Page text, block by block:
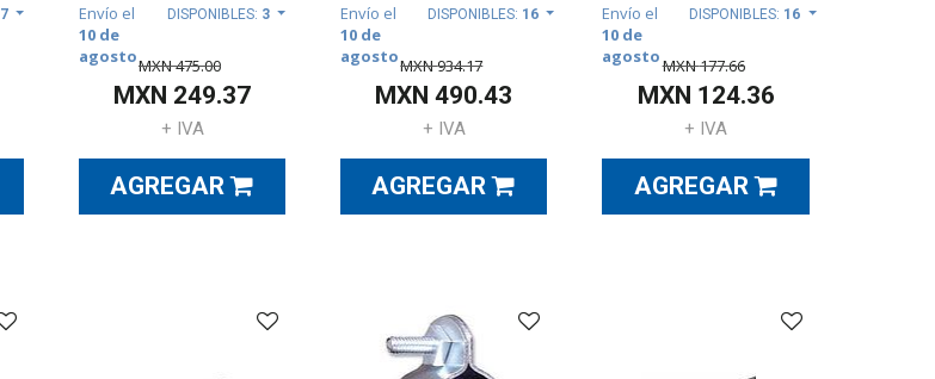
7
Envío el
10 de
agosto
DISPONIBLES: 3
MXN475.00
MXN 249.37
+ IVA
AGREGAR
Envío el
10 de
agosto
DISPONIBLES: 16
MXN934.17
MXN490.43
+ IVA
AGREGAR
Envío el
10 de
agosto
DISPONIBLES: 16
MXN177.66
MXN 124.36
+ IVA
AGREGAR